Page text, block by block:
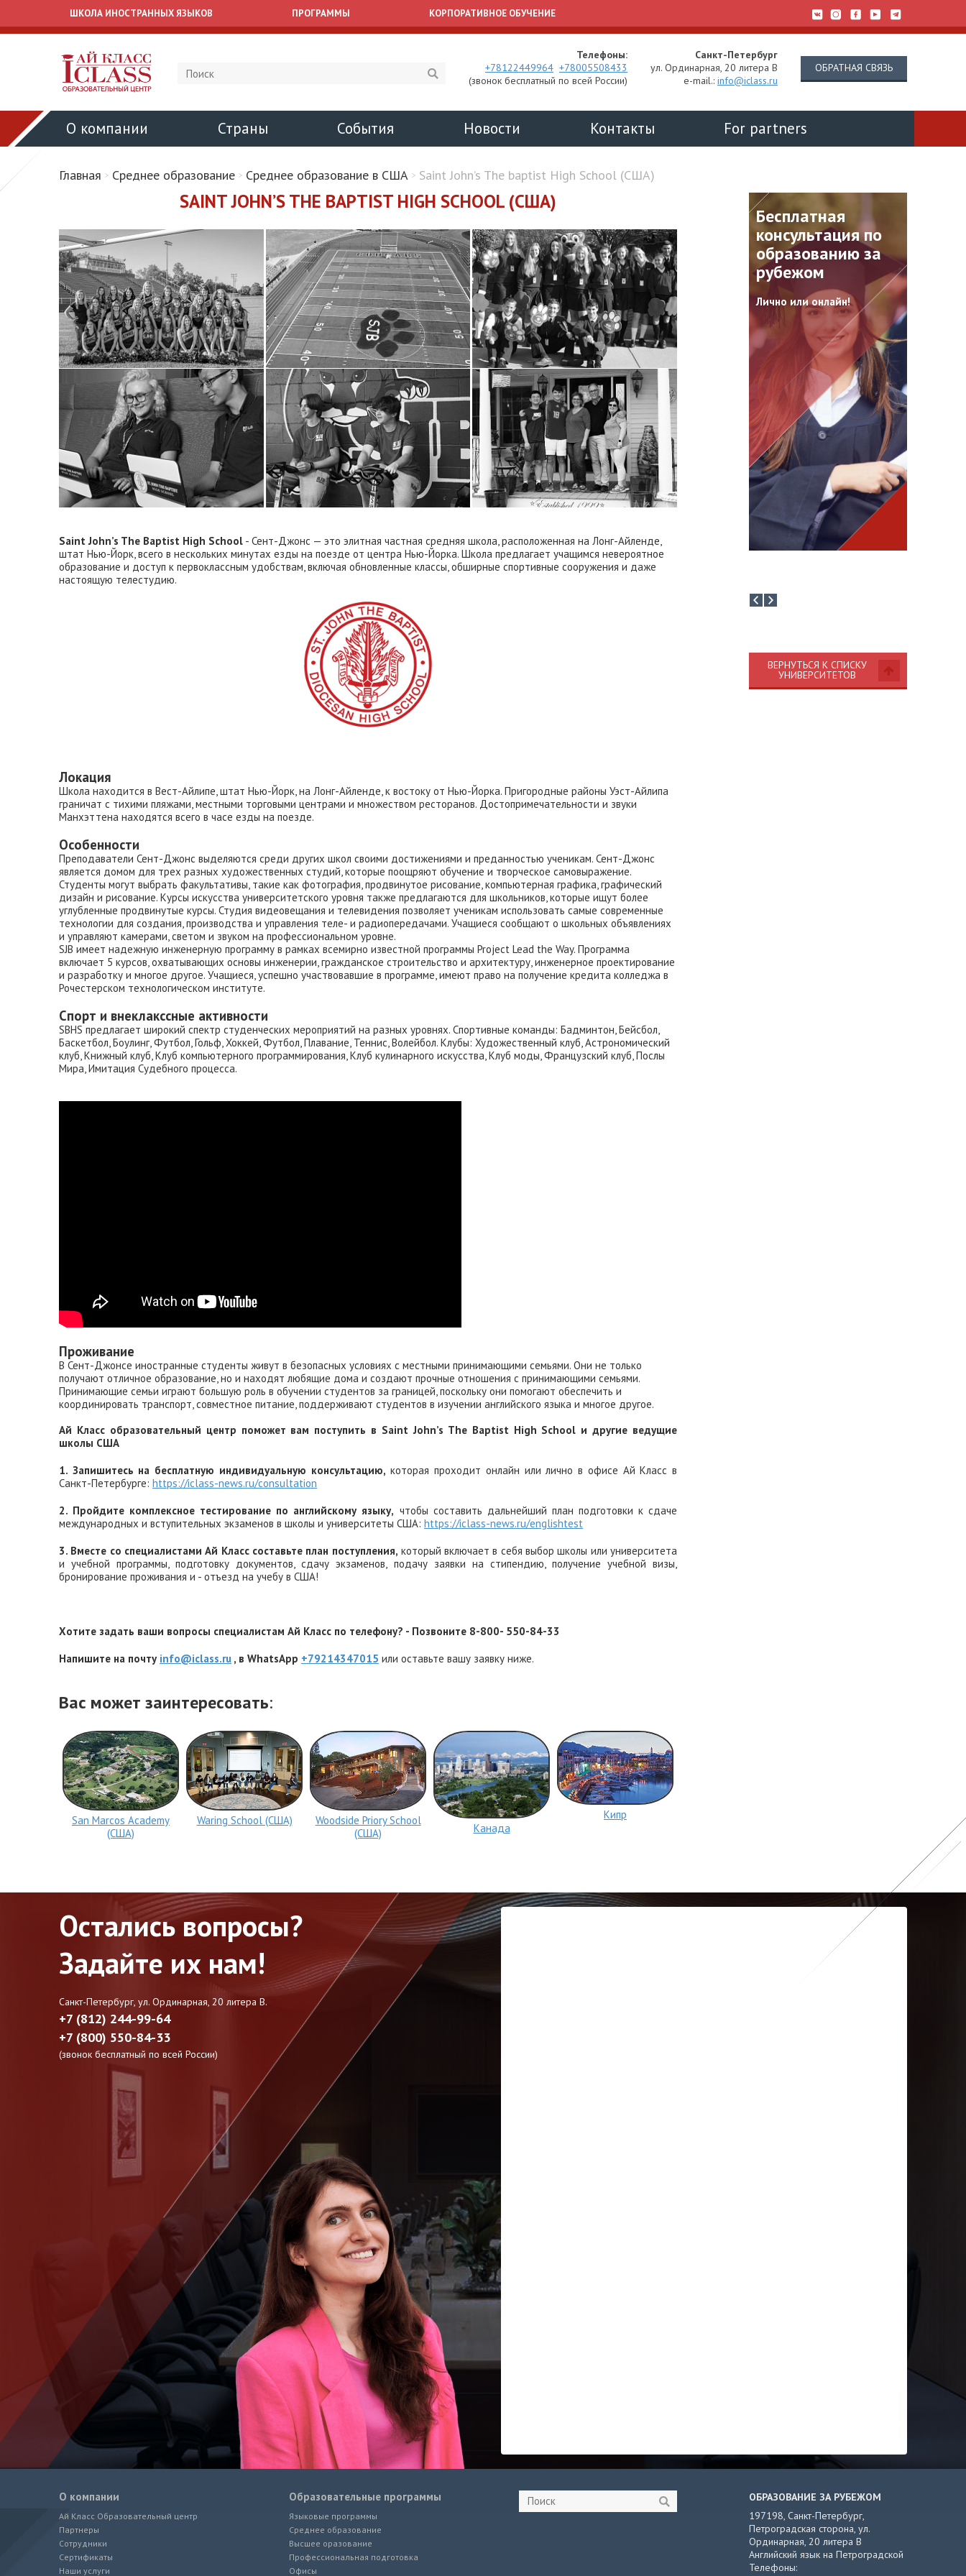
ШКОЛА ИНОСТРАННЫХ ЯЗЫКОВ ПРОГРАММЫ КОРПОРАТИВНОЕ ОБУЧЕНИЕ
Телефоны:
+78122449964 +78005508433
(звонок бесплатный по всей России)
Санкт-Петербург
ул. Ординарная, 20 литера В
e-mail.: info@iclass.ru
ОБРАТНАЯ СВЯЗЬ
О компании Страны События Новости Контакты For partners
Главная Среднее образование Среднее образование в США Saint John’s The baptist High School (США)
SAINT JOHN’S THE BAPTIST HIGH SCHOOL (США)
Saint John’s The Baptist High School - Сент-Джонс — это элитная частная средняя школа, расположенная на Лонг-Айленде,
штат Нью-Йорк, всего в нескольких минутах езды на поезде от центра Нью-Йорка. Школа предлагает учащимся невероятное
образование и доступ к первоклассным удобствам, включая обновленные классы, обширные спортивные сооружения и даже
настоящую телестудию.
Локация
Школа находится в Вест-Айлипе, штат Нью-Йорк, на Лонг-Айленде, к востоку от Нью-Йорка. Пригородные районы Уэст-Айлипа
граничат с тихими пляжами, местными торговыми центрами и множеством ресторанов. Достопримечательности и звуки
Манхэттена находятся всего в часе езды на поезде.
Особенности
Преподаватели Сент-Джонс выделяются среди других школ своими достижениями и преданностью ученикам. Сент-Джонс
является домом для трех разных художественных студий, которые поощряют обучение и творческое самовыражение.
Студенты могут выбрать факультативы, такие как фотография, продвинутое рисование, компьютерная графика, графический
дизайн и рисование. Курсы искусства университетского уровня также предлагаются для школьников, которые ищут более
углубленные продвинутые курсы. Студия видеовещания и телевидения позволяет ученикам использовать самые современные
технологии для создания, производства и управления теле- и радиопередачами. Учащиеся сообщают о школьных объявлениях
и управляют камерами, светом и звуком на профессиональном уровне.
SJB имеет надежную инженерную программу в рамках всемирно известной программы Project Lead the Way. Программа
включает 5 курсов, охватывающих основы инженерии, гражданское строительство и архитектуру, инженерное проектирование
и разработку и многое другое. Учащиеся, успешно участвовавшие в программе, имеют право на получение кредита колледжа в
Рочестерском технологическом институте.
Спорт и внеклакссные активности
SBHS предлагает широкий спектр студенческих мероприятий на разных уровнях. Спортивные команды: Бадминтон, Бейсбол,
Баскетбол, Боулинг, Футбол, Гольф, Хоккей, Футбол, Плавание, Теннис, Волейбол. Клубы: Художественный клуб, Астрономический
клуб, Книжный клуб, Клуб компьютерного программирования, Клуб кулинарного искусства, Клуб моды, Французский клуб, Послы
Мира, Имитация Судебного процесса.
Проживание
В Сент-Джонсе иностранные студенты живут в безопасных условиях с местными принимающими семьями. Они не только
получают отличное образование, но и находят любящие дома и создают прочные отношения с принимающими семьями.
Принимающие семьи играют большую роль в обучении студентов за границей, поскольку они помогают обеспечить и
координировать транспорт, совместное питание, поддерживают студентов в изучении английского языка и многое другое.
Ай Класс образовательный центр поможет вам поступить в Saint John’s The Baptist High School и другие ведущие
школы США
1. Запишитесь на бесплатную индивидуальную консультацию, которая проходит онлайн или лично в офисе Ай Класс в
Санкт-Петербурге: https://iclass-news.ru/consultation
2. Пройдите комплексное тестирование по английскому языку, чтобы составить дальнейший план подготовки к сдаче
международных и вступительных экзаменов в школы и университеты США: https://iclass-news.ru/englishtest
3. Вместе со специалистами Ай Класс составьте план поступления, который включает в себя выбор школы или университета
и учебной программы, подготовку документов, сдачу экзаменов, подачу заявки на стипендию, получение учебной визы,
бронирование проживания и - отъезд на учебу в США!
Хотите задать ваши вопросы специалистам Ай Класс по телефону? - Позвоните 8-800- 550-84-33
Напишите на почту info@iclass.ru , в WhatsApp +79214347015 или оставьте вашу заявку ниже.
Вас может заинтересовать:
San Marcos Academy
(США)
Waring School (США)
Woodside Priory School
(США)
Канада
Кипр
образованию за
рубежом в 2026 -
2027 годах
Ваши возможности обучения
в вузах разных стран мира
15 августа
Профориентационный лагерь
на английском языке для
ребят 13-17 лет
Подготовка к
экзамену IELTS в
Ай Класс
Занятия в группах, работаем
на целевой балл!
наш Telegram-
канал
Хотите быть в курсе всех
новостей зарубежного
образования?
Информация, поступающая
напрямую от зарубежных
школ и вузов
Бесплатная
консультация по
образованию за
рубежом
Лично или онлайн!
ВЕРНУТЬСЯ К СПИСКУ
УНИВЕРСИТЕТОВ
Остались вопросы?
Задайте их нам!
Санкт-Петербург, ул. Ординарная, 20 литера В.
+7 (812) 244-99-64
+7 (800) 550-84-33
(звонок бесплатный по всей России)
О компании
Ай Класс Образовательный центр
Партнеры
Сотрудники
Сертификаты
Наши услуги
Образовательные программы
Языковые программы
Среднее образование
Высшее оразование
Профессиональная подготовка
Офисы
ОБРАЗОВАНИЕ ЗА РУБЕЖОМ
197198, Санкт-Петербург,
Петроградская сторона, ул.
Ординарная, 20 литера В
Английский язык на Петроградской
Телефоны: